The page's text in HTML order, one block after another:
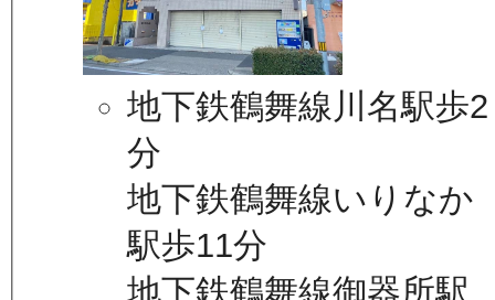
地下鉄鶴舞線川名駅歩2
分
地下鉄鶴舞線いりなか
駅歩11分
地下鉄鶴舞線御器所駅